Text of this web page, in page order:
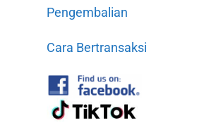
Pengembalian
Cara Bertransaksi